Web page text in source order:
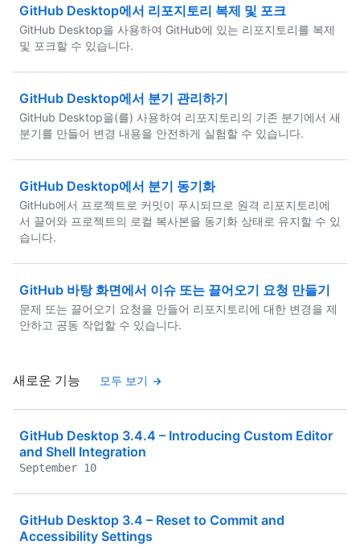
GitHub Desktop에서 리포지토리 복제 및 포크
GitHub Desktop을 사용하여 GitHub에 있는 리포지토리를 복제
및 포크할 수 있습니다.
GitHub Desktop에서 분기 관리하기
GitHub Desktop을(를) 사용하여 리포지토리의 기존 분기에서 새
분기를 만들어 변경 내용을 안전하게 실험할 수 있습니다.
GitHub Desktop에서 분기 동기화
GitHub에서 프로젝트로 커밋이 푸시되므로 원격 리포지토리에
서 끌어와 프로젝트의 로컬 복사본을 동기화 상태로 유지할 수 있
습니다.
GitHub 바탕 화면에서 이슈 또는 끌어오기 요청 만들기
문제 또는 끌어오기 요청을 만들어 리포지토리에 대한 변경을 제
안하고 공동 작업할 수 있습니다.
새로운 기능 모두 보기
GitHub Desktop 3.4.4 – Introducing Custom Editor
and Shell Integration
September 10
GitHub Desktop 3.4 – Reset to Commit and
Accessibility Settings